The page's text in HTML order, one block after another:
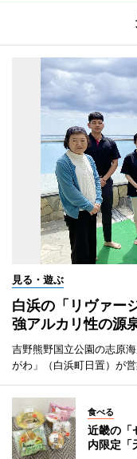
見る・遊ぶ
白浜の「リヴァー
強アルカリ性の源
吉野熊野国立公園の志原
がわ」（白浜町日置）が
食べる
近畿の
内限定「